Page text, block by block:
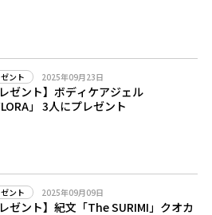
ント 2025年09月23日
レゼント】ボディケアジェル
」 3人にプレゼント
ント 2025年09月09日
レゼント】紀文「The SURIMI」クオカ